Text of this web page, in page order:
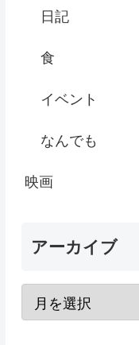
日記
食
イベント
なんでも
映画
アーカイブ